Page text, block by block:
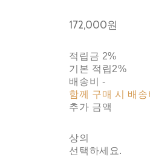
172,000원
적립금 2%
기본 적립2%
배송비 -
함께 구매 시 배송
추가 금액
상의
선택하세요.